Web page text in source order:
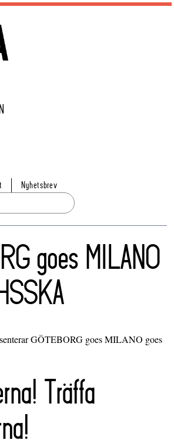
Nyhetsbrev
goes MILANO
GÖTEBORG goes MILANO goes
Träffa